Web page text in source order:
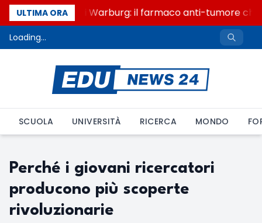
ULTIMA ORA
Un secolo di Warburg: il farmaco anti-tumore che
Loading...
SCUOLA UNIVERSITÀ RICERCA MONDO
Perché i giovani ricercatori
producono più scoperte
rivoluzionarie